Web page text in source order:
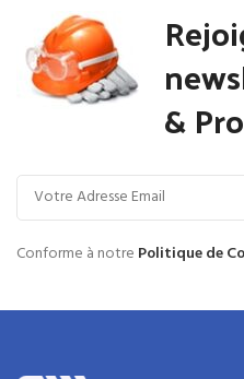
&
Conforme à notre Politique de